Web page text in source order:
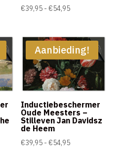
€39,95 - €54,95Prijsklasse:
€54,95
Aanbieding!
Inductiebeschermer
Oude Meesters –
Stilleven Jan Davidsz
de Heem
€39,95 - €54,95Prijsklasse: